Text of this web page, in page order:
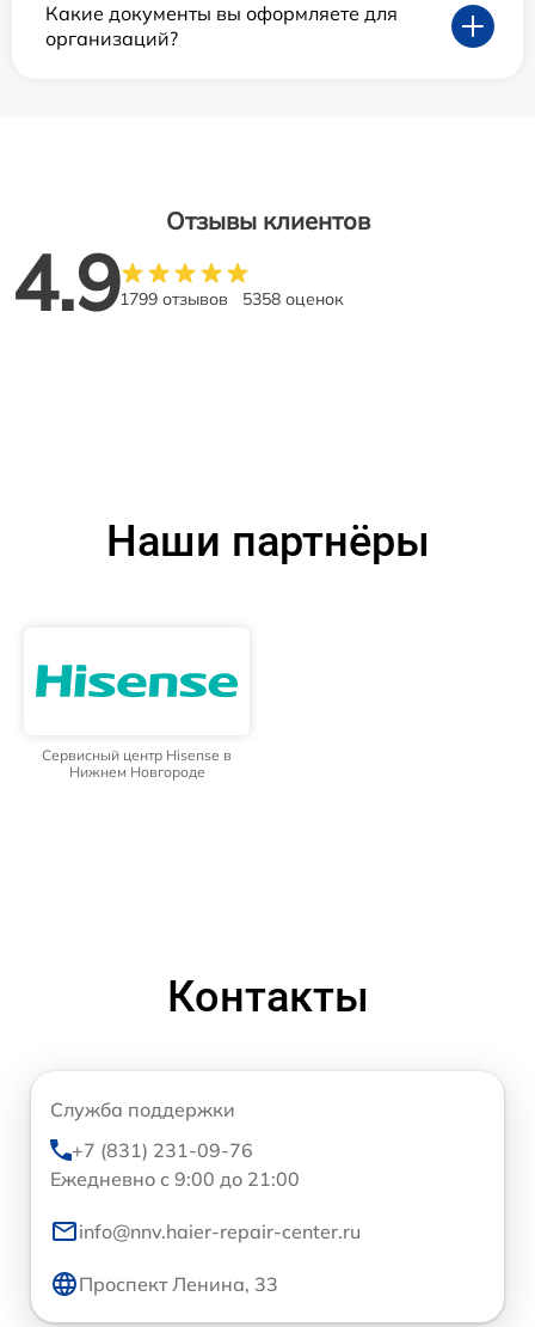
Какие документы вы оформляете для
организаций?
Отзывы клиентов
4.91799 отзывов 5358 оценок
Наши партнёры
Сервисный центр Hisense в
Нижнем Новгороде
Контакты
Служба поддержки
+7 (831) 231-09-76
Ежедневно с 9:00 до 21:00
info@nnv.haier-repair-center.ru
Проспект Ленина, 33